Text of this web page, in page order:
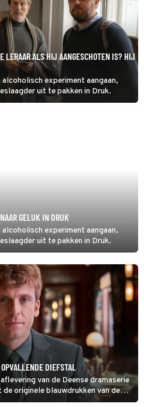
LERAAR ALS HIJ AANGESCHOTEN IS? HIJ
experiment aangaan,
uit te pakken in Druk.
GELUK IN DRUK
experiment aangaan,
uit te pakken in Druk.
DIEFSTAL
van de Deense dramaserie
originele blauwdrukken van de
Italiaanse concurrent met hun